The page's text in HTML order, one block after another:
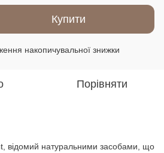
Купити
накопичувальної знижки
Порівняти
відомий натуральними засобами, що